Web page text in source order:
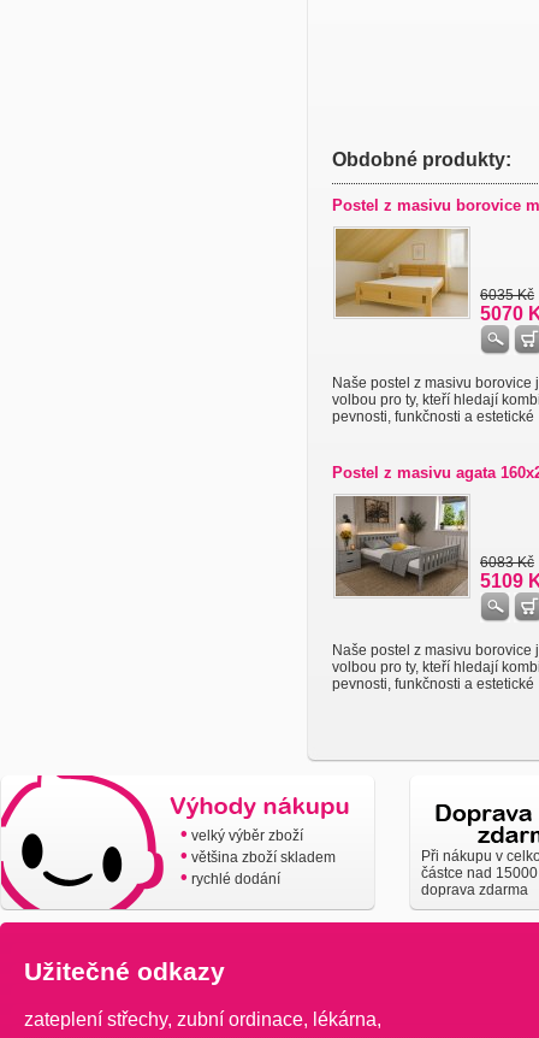
Obdobné produkty:
Postel z masivu borovice
6035 Kč
5070
Naše postel z masivu borovice
volbou pro ty, kteří hledají
pevnosti, funkčnosti a estetické
Postel z masivu agata
6083 Kč
5109
Naše postel z masivu borovice
volbou pro ty, kteří hledají
pevnosti, funkčnosti a estetické
• velký výběr zboží
• většina zboží skladem
• rychlé dodání
Při nákupu v
částce nad
doprava zdarma
Užitečné odkazy
zateplení střechy, zubní ordinace, lékárna,